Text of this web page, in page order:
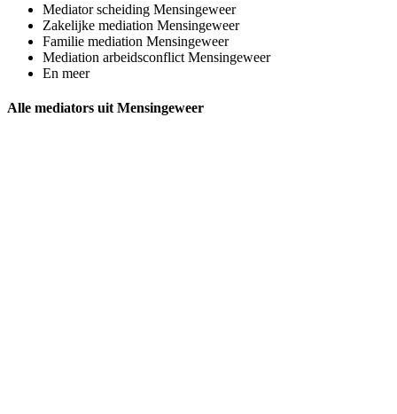
Mediator scheiding Mensingeweer
Zakelijke mediation Mensingeweer
Familie mediation Mensingeweer
Mediation arbeidsconflict Mensingeweer
En meer
Alle mediators uit Mensingeweer